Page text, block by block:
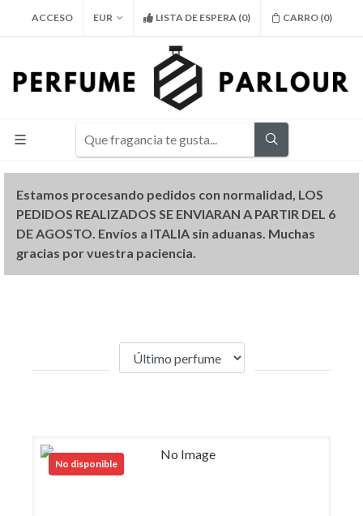
ACCESO EUR LISTA DE ESPERA(0) CARRO (0)
Estamos procesando pedidos con normalidad, LOS
PEDIDOS REALIZADOS SE ENVIARAN A PARTIR DEL 6
DE AGOSTO. Envíos a ITALIA sin aduanas. Muchas
gracias por vuestra paciencia.
No disponible